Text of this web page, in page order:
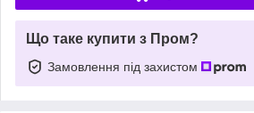
Що таке купити з Пром?
Замовлення під захистом